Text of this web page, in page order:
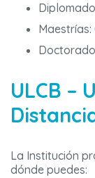
Maestrías:
ULCB –
La Institución
dónde puedes: